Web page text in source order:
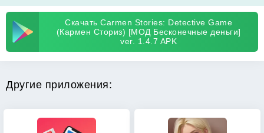
Скачать Carmen Stories: Detective Game
(Кармен Сториз) [МОД Бесконечные деньги]
ver. 1.4.7 APK
Другие приложения: